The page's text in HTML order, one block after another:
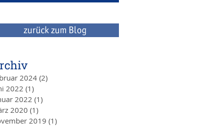
zurück zum Blog
2024 (2)
2022 (1)
2022 (1)
2020 (1)
2019 (1)